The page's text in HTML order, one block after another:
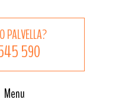
PALVELLA?
590
Menu